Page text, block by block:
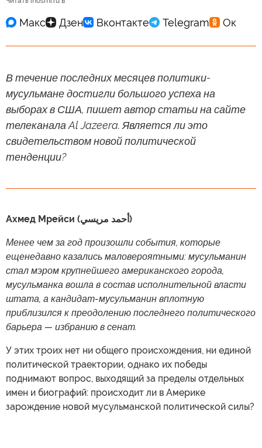
В течение последних месяцев политики-
мусульмане достигли большого успеха на
выборах в США, пишет автор статьи на сайте
телеканала Al Jazeera. Является ли это
свидетельством новой политической
тенденции?
Ахмед Мрейси (أحمد مريسي)
Менее чем за год произошли события, которые
ещенедавно казались маловероятными: мусульманин
стал мэром крупнейшего американского города,
мусульманка вошла в состав исполнительной власти
штата, а кандидат-мусульманин вплотную
приблизился к преодолению последнего политического
барьера — избранию в сенат.
У этих троих нет ни общего происхождения, ни единой
политической траектории, однако их победы
поднимают вопрос, выходящий за пределы отдельных
имен и биографий: происходит ли в Америке
зарождение новой мусульманской политической силы?